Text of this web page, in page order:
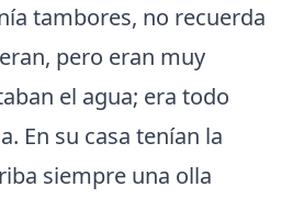
tambores, no recuerda
pero eran muy
el agua; era todo
En su casa tenían la
siempre una olla